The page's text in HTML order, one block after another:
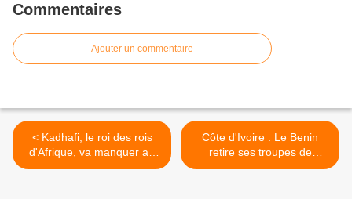
Commentaires
Ajouter un commentaire
< Kadhafi, le roi des rois
d'Afrique, va manquer au
roi Boni 1er du Bénin
Côte d'Ivoire : Le Benin
retire ses troupes de
l'ONUCI >